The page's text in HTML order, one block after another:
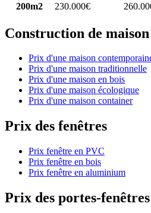
200m2
230.000€
Construction de maison
Prix d'une maison
Prix d'une maison traditionnelle
Prix d'une maison en bois
Prix d'une maison écologique
Prix d'une maison container
Prix des fenêtres
Prix fenêtre en PVC
Prix fenêtre en bois
Prix fenêtre en aluminium
Prix des portes-fenêtres